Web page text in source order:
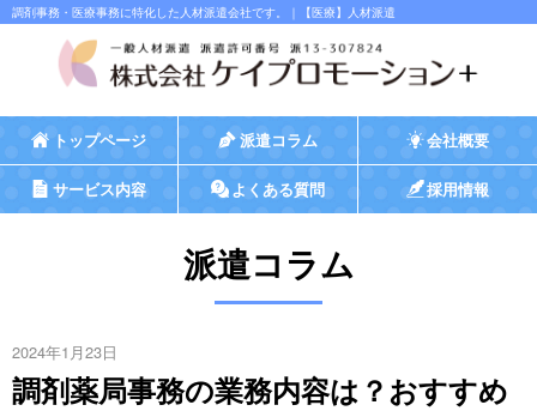
調剤事務・医療事務に特化した人材派遣会社です。｜【医療】人材派遣
トップページ 派遣コラム 会社概要
サービス内容 よくある質問 採用情報
派遣コラム
2024年1月23日
調剤薬局事務の業務内容は？おすすめ